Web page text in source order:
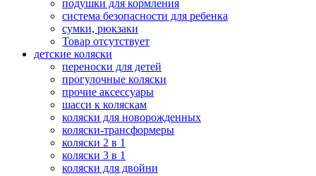
подушки для кормления
система безопасности для ребенка
сумки, рюкзаки
Товар отсутствует
детские коляски
переноски для детей
прогулочные коляски
прочие аксессуары
шасси к коляскам
коляски для новорожденных
коляски-трансформеры
коляски 2 в 1
коляски 3 в 1
коляски для двойни